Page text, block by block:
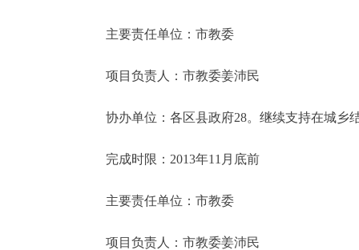
主要责任单位：市教委
项目负责人：市教委姜沛民
协办单位：各区县政府28。继续支持在城乡
完成时限：2013年11月底前
主要责任单位：市教委
项目负责人：市教委姜沛民